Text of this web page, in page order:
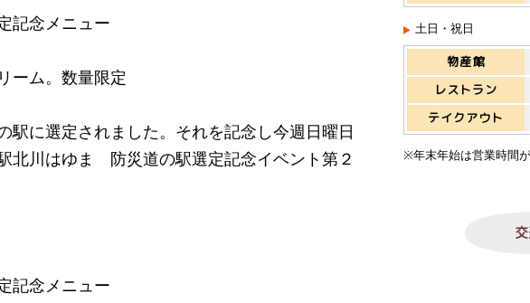
記念メニュー
ーム。数量限定
駅に選定されました。それを記念し今週日曜日
北川はゆま 防災道の駅選定記念イベント第２
記念メニュー
土日・祝日
物産館
レストラン
テイクアウト
※年末年始は営業時間